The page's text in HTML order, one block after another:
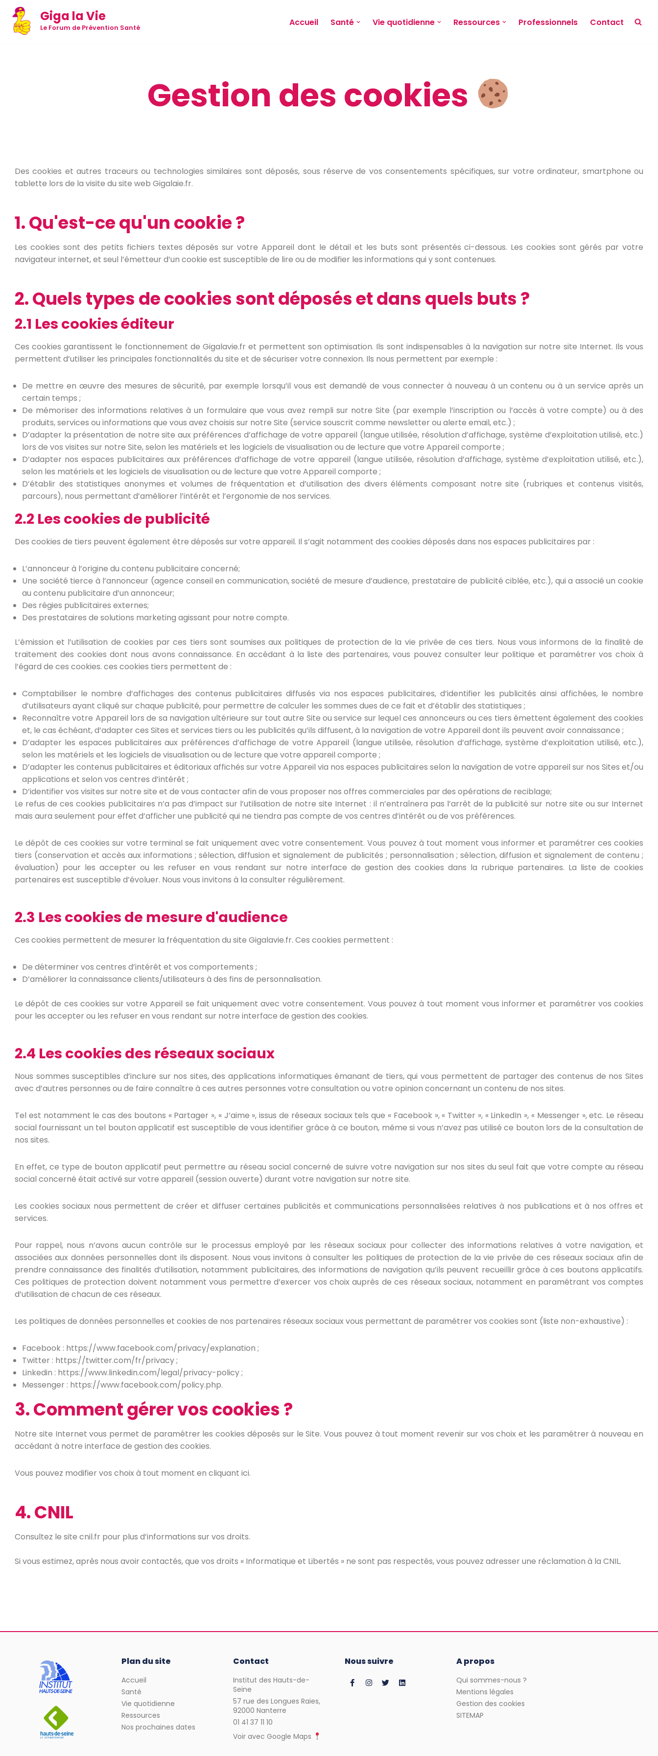
Aller
au
Giga la Vie
Le Forum de Prévention Santé Accueil Santé Vie quotidienne Ressources Professionnels Contact
Gestion des cookies
Des cookies et autres traceurs ou technologies similaires sont déposés, sous réserve de vos consentements spécifiques, sur votre ordinateur, smartphone ou
tablette lors de la visite du site web Gigalaie.fr.
1. Qu'est-ce qu'un cookie ?
Les cookies sont des petits fichiers textes déposés sur votre Appareil dont le détail et les buts sont présentés ci-dessous. Les cookies sont gérés par votre
navigateur internet, et seul l’émetteur d’un cookie est susceptible de lire ou de modifier les informations qui y sont contenues.
2. Quels types de cookies sont déposés et dans quels buts ?
2.1 Les cookies éditeur
Ces cookies garantissent le fonctionnement de Gigalavie.fr et permettent son optimisation. Ils sont indispensables à la navigation sur notre site Internet. Ils vous
permettent d’utiliser les principales fonctionnalités du site et de sécuriser votre connexion. Ils nous permettent par exemple :
De mettre en œuvre des mesures de sécurité, par exemple lorsqu’il vous est demandé de vous connecter à nouveau à un contenu ou à un service après un
certain temps ;
De mémoriser des informations relatives à un formulaire que vous avez rempli sur notre Site (par exemple l’inscription ou l’accès à votre compte) ou à des
produits, services ou informations que vous avez choisis sur notre Site (service souscrit comme newsletter ou alerte email, etc.) ;
D’adapter la présentation de notre site aux préférences d’affichage de votre appareil (langue utilisée, résolution d’affichage, système d’exploitation utilisé, etc.)
lors de vos visites sur notre Site, selon les matériels et les logiciels de visualisation ou de lecture que votre Appareil comporte ;
D’adapter nos espaces publicitaires aux préférences d’affichage de votre appareil (langue utilisée, résolution d’affichage, système d’exploitation utilisé, etc.),
selon les matériels et les logiciels de visualisation ou de lecture que votre Appareil comporte ;
D’établir des statistiques anonymes et volumes de fréquentation et d’utilisation des divers éléments composant notre site (rubriques et contenus visités,
parcours), nous permettant d’améliorer l’intérêt et l’ergonomie de nos services.
2.2 Les cookies de publicité
Des cookies de tiers peuvent également être déposés sur votre appareil. Il s’agit notamment des cookies déposés dans nos espaces publicitaires par :
L’annonceur à l’origine du contenu publicitaire concerné;
Une société tierce à l’annonceur (agence conseil en communication, société de mesure d’audience, prestataire de publicité ciblée, etc.), qui a associé un cookie
au contenu publicitaire d’un annonceur;
Des régies publicitaires externes;
Des prestataires de solutions marketing agissant pour notre compte.
L’émission et l’utilisation de cookies par ces tiers sont soumises aux politiques de protection de la vie privée de ces tiers. Nous vous informons de la finalité de
traitement des cookies dont nous avons connaissance. En accédant à la liste des partenaires, vous pouvez consulter leur politique et paramétrer vos choix à
l’égard de ces cookies. ces cookies tiers permettent de :
Comptabiliser le nombre d’affichages des contenus publicitaires diffusés via nos espaces publicitaires, d’identifier les publicités ainsi affichées, le nombre
d’utilisateurs ayant cliqué sur chaque publicité, pour permettre de calculer les sommes dues de ce fait et d’établir des statistiques ;
Reconnaître votre Appareil lors de sa navigation ultérieure sur tout autre Site ou service sur lequel ces annonceurs ou ces tiers émettent également des cookies
et, le cas échéant, d’adapter ces Sites et services tiers ou les publicités qu’ils diffusent, à la navigation de votre Appareil dont ils peuvent avoir connaissance ;
D’adapter les espaces publicitaires aux préférences d’affichage de votre Appareil (langue utilisée, résolution d’affichage, système d’exploitation utilisé, etc.),
selon les matériels et les logiciels de visualisation ou de lecture que votre appareil comporte ;
D’adapter les contenus publicitaires et éditoriaux affichés sur votre Appareil via nos espaces publicitaires selon la navigation de votre appareil sur nos Sites et/ou
applications et selon vos centres d’intérêt ;
D’identifier vos visites sur notre site et de vous contacter afin de vous proposer nos offres commerciales par des opérations de reciblage;
Le refus de ces cookies publicitaires n’a pas d’impact sur l’utilisation de notre site Internet : il n’entraînera pas l’arrêt de la publicité sur notre site ou sur Internet
mais aura seulement pour effet d’afficher une publicité qui ne tiendra pas compte de vos centres d’intérêt ou de vos préférences.
Le dépôt de ces cookies sur votre terminal se fait uniquement avec votre consentement. Vous pouvez à tout moment vous informer et paramétrer ces cookies
tiers (conservation et accès aux informations ; sélection, diffusion et signalement de publicités ; personnalisation ; sélection, diffusion et signalement de contenu ;
évaluation) pour les accepter ou les refuser en vous rendant sur notre interface de gestion des cookies dans la rubrique partenaires. La liste de cookies
partenaires est susceptible d’évoluer. Nous vous invitons à la consulter régulièrement.
2.3 Les cookies de mesure d'audience
Ces cookies permettent de mesurer la fréquentation du site Gigalavie.fr. Ces cookies permettent :
De déterminer vos centres d’intérêt et vos comportements ;
D’améliorer la connaissance clients/utilisateurs à des fins de personnalisation.
Le dépôt de ces cookies sur votre Appareil se fait uniquement avec votre consentement. Vous pouvez à tout moment vous informer et paramétrer vos cookies
pour les accepter ou les refuser en vous rendant sur notre interface de gestion des cookies.
2.4 Les cookies des réseaux sociaux
Nous sommes susceptibles d’inclure sur nos sites, des applications informatiques émanant de tiers, qui vous permettent de partager des contenus de nos Sites
avec d’autres personnes ou de faire connaître à ces autres personnes votre consultation ou votre opinion concernant un contenu de nos sites.
Tel est notamment le cas des boutons « Partager », « J’aime », issus de réseaux sociaux tels que « Facebook », « Twitter », « LinkedIn », « Messenger », etc. Le réseau
social fournissant un tel bouton applicatif est susceptible de vous identifier grâce à ce bouton, même si vous n’avez pas utilisé ce bouton lors de la consultation de
nos sites.
En effet, ce type de bouton applicatif peut permettre au réseau social concerné de suivre votre navigation sur nos sites du seul fait que votre compte au réseau
social concerné était activé sur votre appareil (session ouverte) durant votre navigation sur notre site.
Les cookies sociaux nous permettent de créer et diffuser certaines publicités et communications personnalisées relatives à nos publications et à nos offres et
services.
Pour rappel, nous n’avons aucun contrôle sur le processus employé par les réseaux sociaux pour collecter des informations relatives à votre navigation, et
associées aux données personnelles dont ils disposent. Nous vous invitons à consulter les politiques de protection de la vie privée de ces réseaux sociaux afin de
prendre connaissance des finalités d’utilisation, notamment publicitaires, des informations de navigation qu’ils peuvent recueillir grâce à ces boutons applicatifs.
Ces politiques de protection doivent notamment vous permettre d’exercer vos choix auprès de ces réseaux sociaux, notamment en paramétrant vos comptes
d’utilisation de chacun de ces réseaux.
Les politiques de données personnelles et cookies de nos partenaires réseaux sociaux vous permettant de paramétrer vos cookies sont (liste non-exhaustive) :
Facebook : https://www.facebook.com/privacy/explanation ;
Twitter : https://twitter.com/fr/privacy ;
Linkedin : https://www.linkedin.com/legal/privacy-policy ;
Messenger : https://www.facebook.com/policy.php.
3. Comment gérer vos cookies ?
Notre site Internet vous permet de paramétrer les cookies déposés sur le Site. Vous pouvez à tout moment revenir sur vos choix et les paramétrer à nouveau en
accédant à notre interface de gestion des cookies.
Vous pouvez modifier vos choix à tout moment en cliquant ici.
4. CNIL
Consultez le site cnil.fr pour plus d’informations sur vos droits.
Si vous estimez, après nous avoir contactés, que vos droits « Informatique et Libertés » ne sont pas respectés, vous pouvez adresser une réclamation à la CNIL.
Plan du site
Accueil
Santé
Vie quotidienne
Ressources
Nos prochaines dates
Contact
Institut des Hauts-de-
Seine
57 rue des Longues Raies,
92000 Nanterre
01 41 37 11 10
Voir avec Google Maps
Nous suivre A propos
Qui sommes-nous ?
Mentions légales
Gestion des cookies
SITEMAP